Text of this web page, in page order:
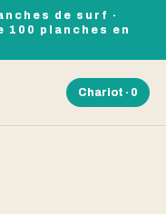
de surf ·
100 planches en
Chariot · 0